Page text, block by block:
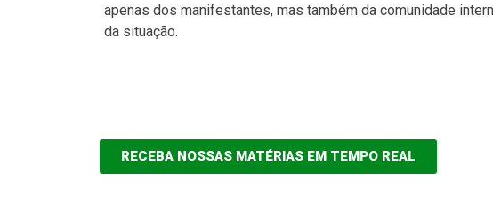
apenas dos manifestantes, mas também da comunidade
da situação.
RECEBA NOSSAS MATÉRIAS EM TEMPO REAL